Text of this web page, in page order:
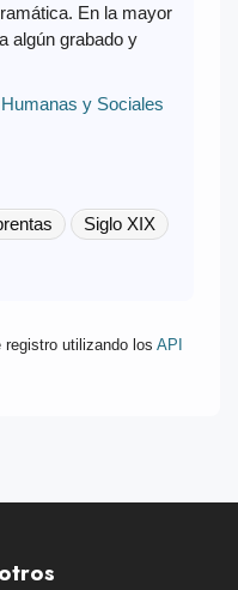
En la mayor
algún grabado y
y Sociales
Siglo XIX
utilizando los API